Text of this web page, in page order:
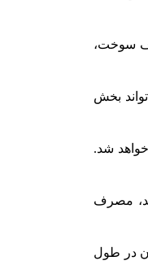
سوخت،
بخش
شد.
مصرف
در طول